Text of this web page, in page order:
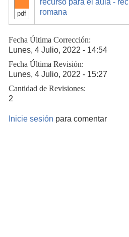
pdf
recurso para el aula -
romana
Fecha Última Corrección:
Lunes, 4 Julio, 2022 - 14:54
Fecha Última Revisión:
Lunes, 4 Julio, 2022 - 15:27
Cantidad de Revisiones:
2
Inicie sesión para comentar